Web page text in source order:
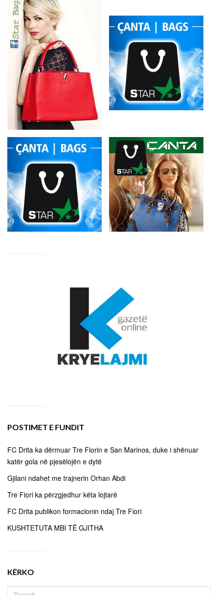
POSTIMET E FUNDIT
FC Drita ka dërmuar Tre Fiorin e San Marinos, duke i shënuar
katër gola në pjesëlojën e dytë
Gjilani ndahet me trajnerin Orhan Abdi
Tre Fiori ka përzgjedhur këta lojtarë
FC Drita publikon formacionin ndaj Tre Fiori
KUSHTETUTA MBI TË GJITHA
KËRKO